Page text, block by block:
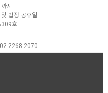
까지
법정 공휴일
호
02-2268-2070